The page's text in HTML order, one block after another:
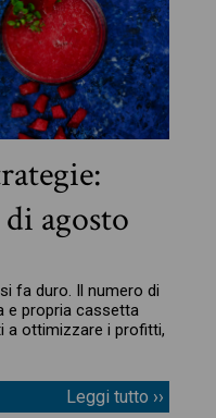
agosto
fa duro. Il numero di
e propria cassetta
a ottimizzare i profitti,
Leggi tutto ››